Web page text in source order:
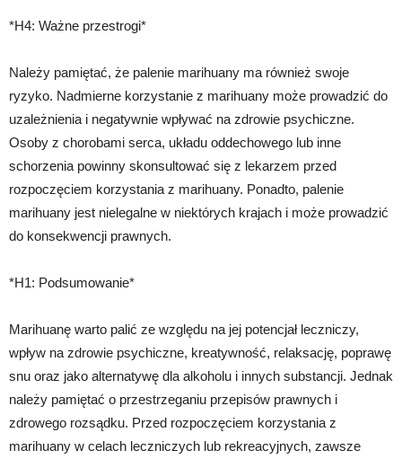
*H4: Ważne przestrogi*
Należy pamiętać, że palenie marihuany ma również swoje
ryzyko. Nadmierne korzystanie z marihuany może prowadzić do
uzależnienia i negatywnie wpływać na zdrowie psychiczne.
Osoby z chorobami serca, układu oddechowego lub inne
schorzenia powinny skonsultować się z lekarzem przed
rozpoczęciem korzystania z marihuany. Ponadto, palenie
marihuany jest nielegalne w niektórych krajach i może prowadzić
do konsekwencji prawnych.
*H1: Podsumowanie*
Marihuanę warto palić ze względu na jej potencjał leczniczy,
wpływ na zdrowie psychiczne, kreatywność, relaksację, poprawę
snu oraz jako alternatywę dla alkoholu i innych substancji. Jednak
należy pamiętać o przestrzeganiu przepisów prawnych i
zdrowego rozsądku. Przed rozpoczęciem korzystania z
marihuany w celach leczniczych lub rekreacyjnych, zawsze